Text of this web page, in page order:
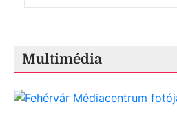
Multimédia